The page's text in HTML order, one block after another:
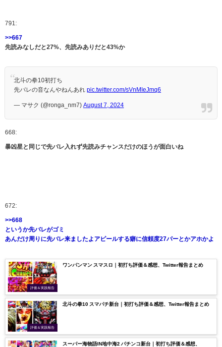
791:
>>667
先読みなしだと27%、先読みありだと43%か
北斗の拳10初打ち
先バレの音なんやねんあれ pic.twitter.com/sVnMIeJmq6
— マサク️ (@ronga_nm7) August 7, 2024
668:
暴凶星と同じで先バレ入れず先読みチャンスだけのほうが面白いね
672:
>>668
というか先バレがゴミ
あんだけ周りに先バレ来ましたよアピールする癖に信頼度27パーとかアホかよ
評価＆実践報告
ワンパンマン スマスロ｜初打ち評価＆感想、Twitter報告まとめ
評価＆実践報告
北斗の拳10 スマパチ新台｜初打ち評価＆感想、Twitter報告まとめ
スーパー海物語IN地中海2 パチンコ新台｜初打ち評価＆感想、